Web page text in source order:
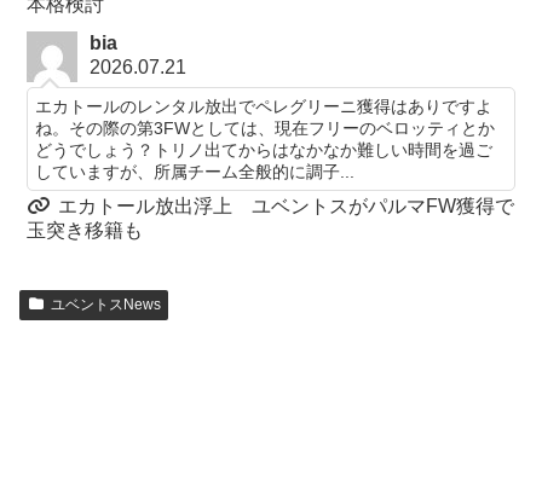
本格検討
bia
2026.07.21
エカトールのレンタル放出でペレグリーニ獲得はありですよ
ね。その際の第3FWとしては、現在フリーのベロッティとか
どうでしょう？トリノ出てからはなかなか難しい時間を過ご
していますが、所属チーム全般的に調子...
エカトール放出浮上 ユベントスがパルマFW獲得で
玉突き移籍も
ユベントスNews